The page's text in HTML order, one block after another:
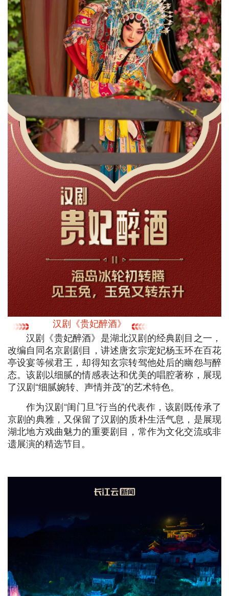
汉剧《贵妃醉酒》
汉剧《贵妃醉酒》是湖北汉剧的经典剧目之一，
改编自同名京剧剧目，讲述唐玄宗宠妃杨玉环在百花
亭设宴等候君王，却得知玄宗转驾他处后的幽怨与醉
态。该剧以细腻的情感表达和优美的唱腔著称，展现
了汉剧“细腻婉转、声情并茂”的艺术特色。
作为汉剧“闺门旦”行当的代表作，该剧既传承了
京剧的典雅，又保留了汉剧的质朴生活气息，是展现
湖北地方戏曲魅力的重要剧目，常作为文化交流或非
遗展演的精选节目。